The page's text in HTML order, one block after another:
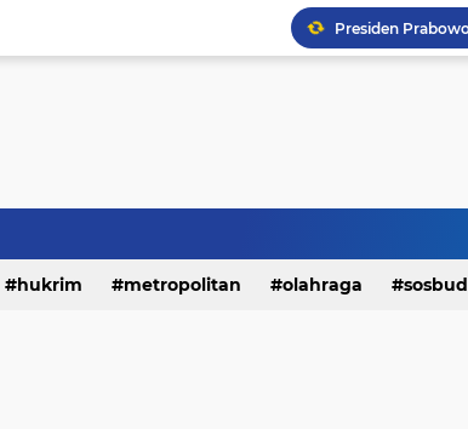
hukrim metropolitan olahraga sosbud